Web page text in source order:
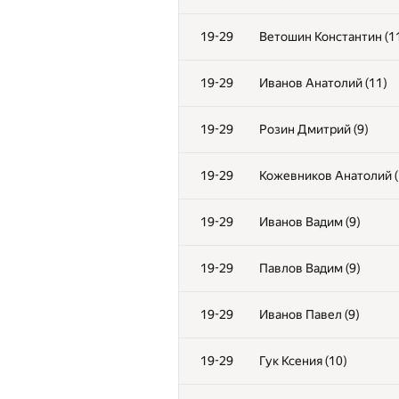
19-29 Ветошин Константин
19-29 Иванов Анатолий (11)
19-29 Розин Дмитрий (9)
19-29 Кожевников Анатолий
19-29 Иванов Вадим (9)
19-29 Павлов Вадим (9)
19-29 Иванов Павел (9)
19-29 Гук Ксения (10)